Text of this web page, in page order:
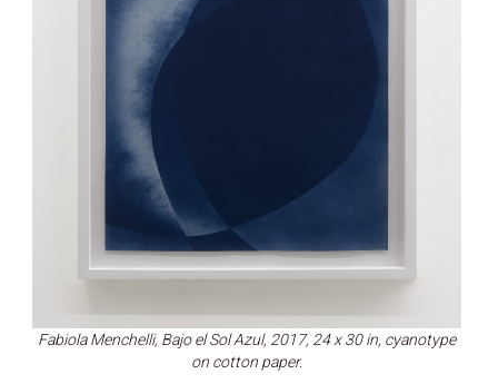
Fabiola Menchelli, Bajo el Sol Azul, 2017, 24 x 30 in, cyanotype
on cotton paper.